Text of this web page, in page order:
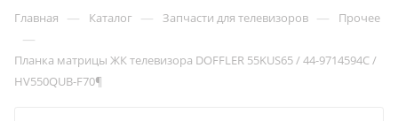
Главная — Каталог — Запчасти для телевизоров — Прочее
—
Планка матрицы ЖК телевизора DOFFLER 55KUS65 / 44-9714594С /
HV550QUB-F70¶